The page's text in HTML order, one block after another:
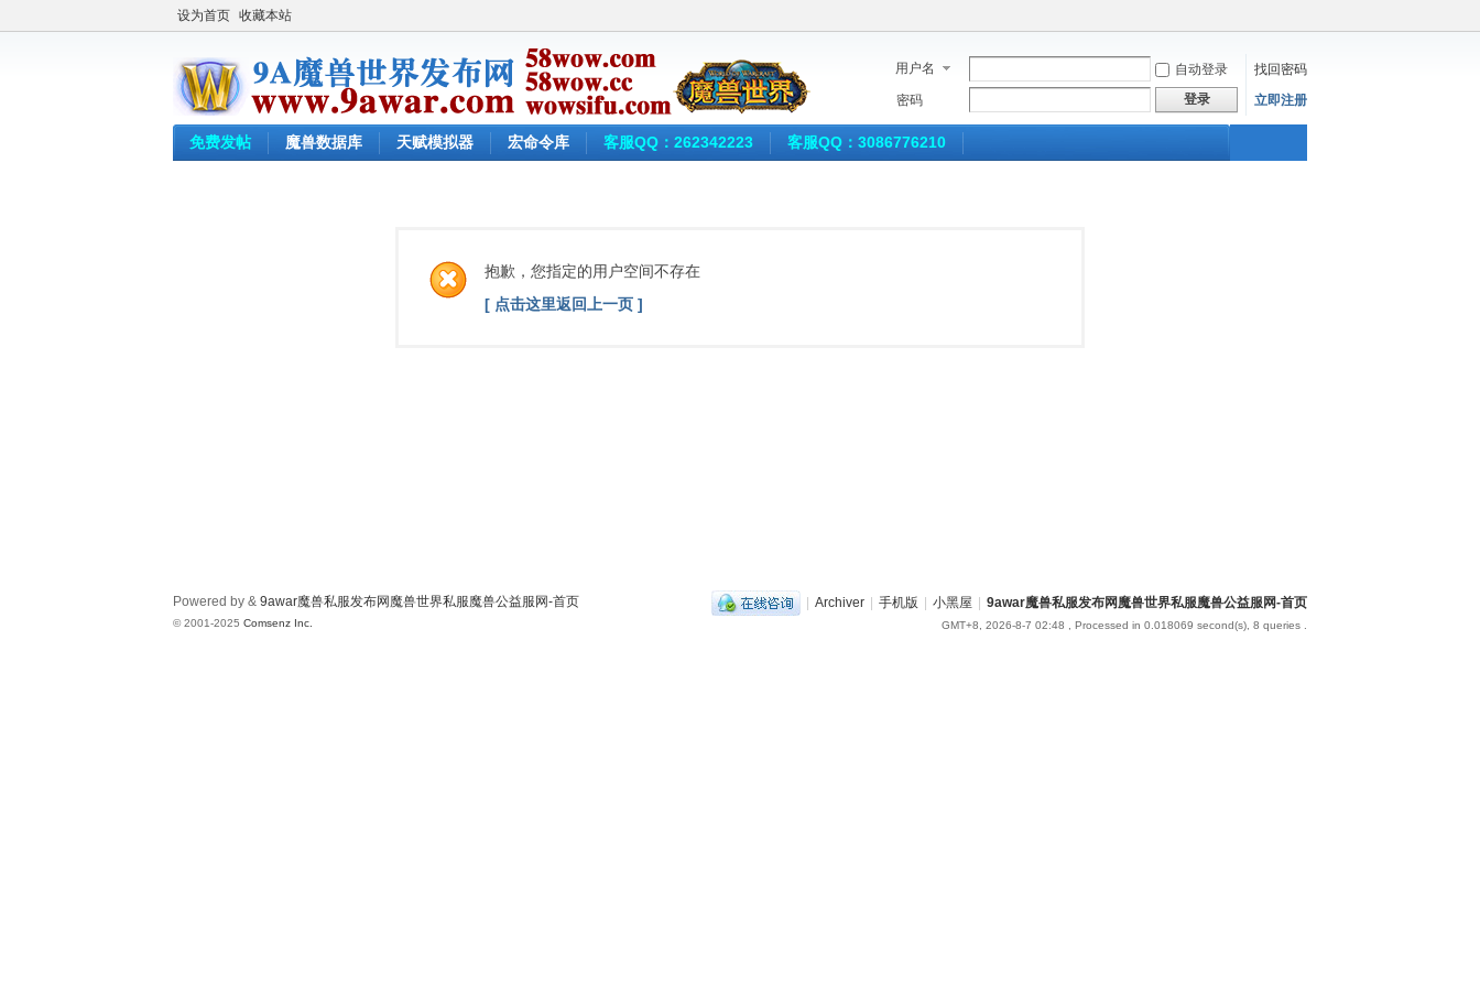
设为首页 收藏本站
用户名 自动登录
找回密码
密码
登录 立即注册
免费发帖 魔兽数据库 天赋模拟器 宏命令库 客服QQ：262342223 客服QQ：3086776210
抱歉，您指定的用户空间不存在
[ 点击这里返回上一页 ]
| Archiver | 手机版 | 小黑屋 | 9awar魔兽私服发布网魔兽世界私服魔兽公益服网-首页
GMT+8, 2026-8-7 02:48 , Processed in 0.018069 second(s), 8 queries .
Powered by & 9awar魔兽私服发布网魔兽世界私服魔兽公益服网-首页
© 2001-2025 Comsenz Inc.